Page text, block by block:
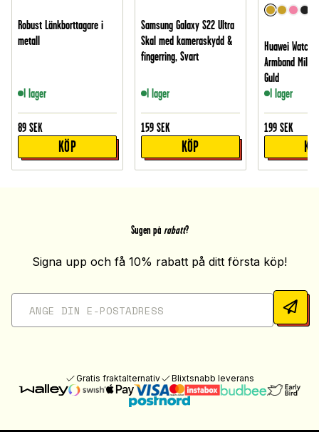
Robust Länkborttagare i
metall
I lager
89 SEK
KÖP
Samsung Galaxy S22 Ultra
Skal med kameraskydd &
fingerring, Svart
I lager
159 SEK
KÖP
Huawei Watch
Armband
Guld
I lager
199 SEK
Sugen på rabatt?
Signa upp och få 10% rabatt på ditt första köp!
Gratis fraktalternativ Blixtsnabb leverans